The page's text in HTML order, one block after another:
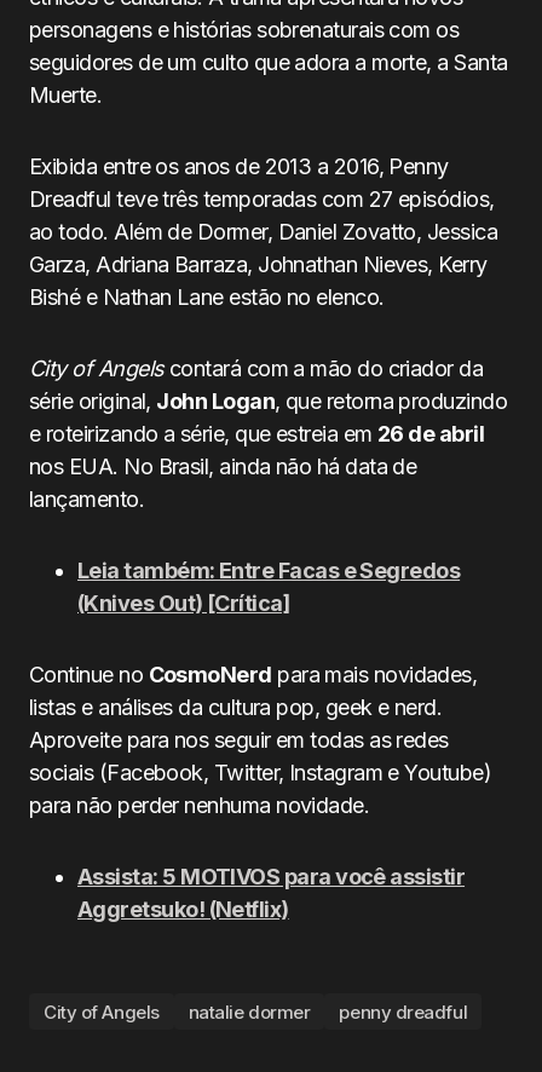
personagens e histórias sobrenaturais com os
seguidores de um culto que adora a morte, a Santa
Muerte.
Exibida entre os anos de 2013 a 2016, Penny
Dreadful teve três temporadas com 27 episódios,
ao todo. Além de Dormer, Daniel Zovatto, Jessica
Garza, Adriana Barraza, Johnathan Nieves, Kerry
Bishé e Nathan Lane estão no elenco.
City of Angelscontará com a mão do criador da
série original, John Logan, que retorna produzindo
e roteirizando a série, que estreia em 26 de abril
nos EUA. No Brasil, ainda não há data de
lançamento.
Leia também: Entre Facas e Segredos
(Knives Out) [Crítica]
Continue no CosmoNerd para mais novidades,
listas e análises da cultura pop, geek e nerd.
Aproveite para nos seguir em todas as redes
sociais (Facebook, Twitter, Instagram e Youtube)
para não perder nenhuma novidade.
Assista: 5 MOTIVOS para você assistir
Aggretsuko! (Netflix)
City of Angels natalie dormer penny dreadful